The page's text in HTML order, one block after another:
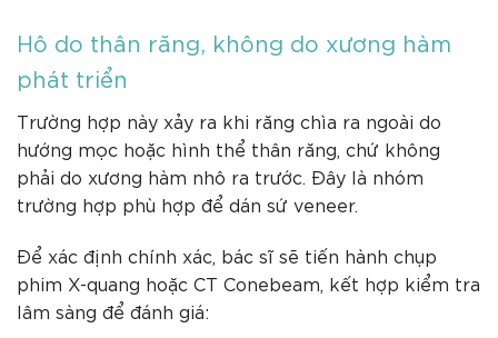
Hô do thân răng, không do xương hàm
phát triển
Trường hợp này xảy ra khi răng chìa ra ngoài do
hướng mọc hoặc hình thể thân răng, chứ không
phải do xương hàm nhô ra trước. Đây là nhóm
trường hợp phù hợp để dán sứ veneer.
Để xác định chính xác, bác sĩ sẽ tiến hành chụp
phim X-quang hoặc CT Conebeam, kết hợp kiểm tra
lâm sàng để đánh giá: